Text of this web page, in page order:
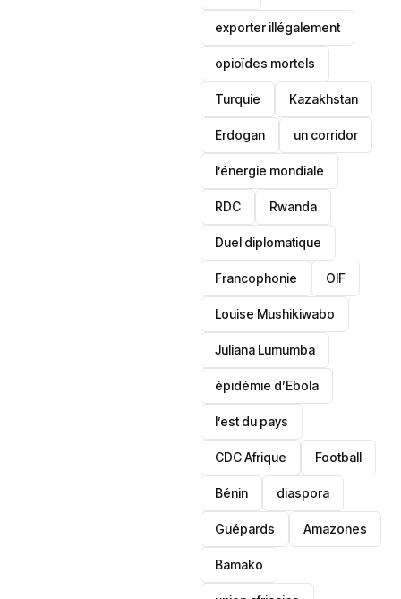
exporter illégalement
opioïdes mortels
‎Turquie Kazakhstan
Erdogan un corridor
l’énergie mondiale
RDC Rwanda
Duel diplomatique
Francophonie OIF
Louise Mushikiwabo
Juliana Lumumba
épidémie d’Ebola
l’est du pays
CDC Afrique Football
Bénin diaspora
Guépards Amazones
Bamako